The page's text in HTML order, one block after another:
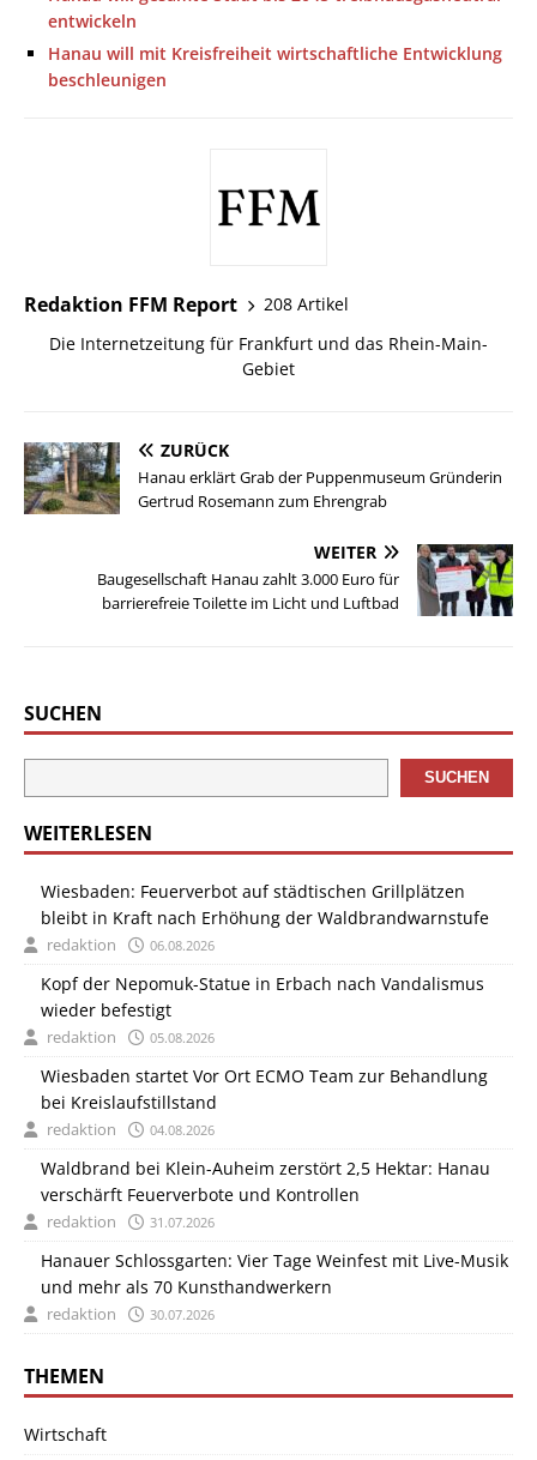
entwickeln
Hanau will mit Kreisfreiheit wirtschaftliche Entwicklung
beschleunigen
Redaktion FFM Report
208 Artikel
Die Internetzeitung für Frankfurt und das Rhein-Main-
Gebiet
ZURÜCK
Hanau erklärt Grab der Puppenmuseum Gründerin
Gertrud Rosemann zum Ehrengrab
WEITER
Baugesellschaft Hanau zahlt 3.000 Euro für
barrierefreie Toilette im Licht und Luftbad
SUCHEN
SUCHEN
WEITERLESEN
Wiesbaden: Feuerverbot auf städtischen Grillplätzen
bleibt in Kraft nach Erhöhung der Waldbrandwarnstufe
redaktion 06.08.2026
Kopf der Nepomuk-Statue in Erbach nach Vandalismus
wieder befestigt
redaktion 05.08.2026
Wiesbaden startet Vor Ort ECMO Team zur Behandlung
bei Kreislaufstillstand
redaktion 04.08.2026
Waldbrand bei Klein-Auheim zerstört 2,5 Hektar: Hanau
verschärft Feuerverbote und Kontrollen
redaktion 31.07.2026
Hanauer Schlossgarten: Vier Tage Weinfest mit Live-Musik
und mehr als 70 Kunsthandwerkern
redaktion 30.07.2026
THEMEN
Wirtschaft